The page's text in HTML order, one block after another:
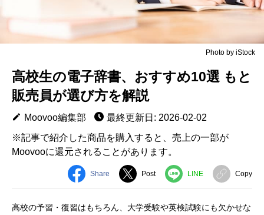
Photo by iStock
高校生の電子辞書、おすすめ10選 もと
販売員が選び方を解説
Moovoo編集部
最終更新日: 2026-02-02
※記事で紹介した商品を購入すると、売上の一部が
Moovooに還元されることがあります。
Share Post LINE Copy
高校の予習・復習はもちろん、大学受験や英検試験にも欠かせな